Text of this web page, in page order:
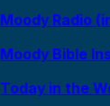
Moody Radio
Moody Bible
Today in the